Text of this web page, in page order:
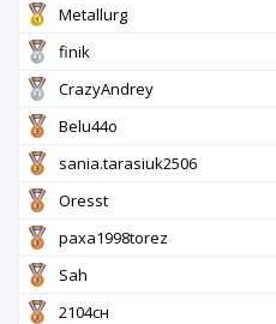
Metallurg
finik
CrazyAndrey
Belu44o
sania.tarasiuk2506
Oresst
paxa1998torez
Sah
2104сн